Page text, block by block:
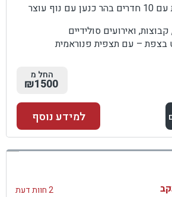
וילת נופש יוקרתית עם 10 חדרים בהר כנען עם נוף עוצר
ואירועים סולידיים
בצפת – עם תצפית פנוראמית
החל מ
₪1500
למידע נוסף
2 חוות דעת